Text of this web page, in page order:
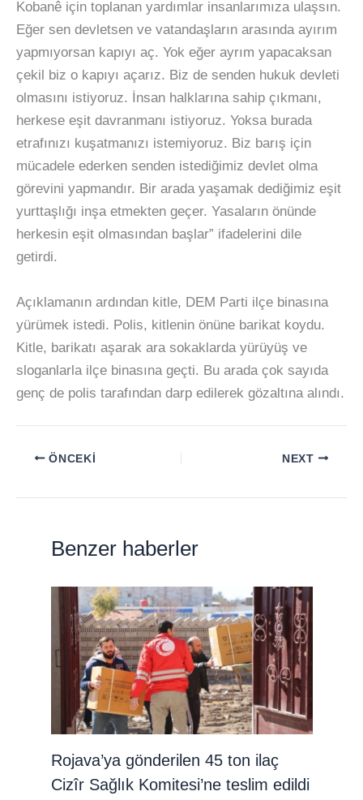
Kobanê için toplanan yardımlar insanlarımıza ulaşsın.
Eğer sen devletsen ve vatandaşların arasında ayırım
yapmıyorsan kapıyı aç. Yok eğer ayrım yapacaksan
çekil biz o kapıyı açarız. Biz de senden hukuk devleti
olmasını istiyoruz. İnsan halklarına sahip çıkmanı,
herkese eşit davranmanı istiyoruz. Yoksa burada
etrafınızı kuşatmanızı istemiyoruz. Biz barış için
mücadele ederken senden istediğimiz devlet olma
görevini yapmandır. Bir arada yaşamak dediğimiz eşit
yurttaşlığı inşa etmekten geçer. Yasaların önünde
herkesin eşit olmasından başlar” ifadelerini dile
getirdi.
Açıklamanın ardından kitle, DEM Parti ilçe binasına
yürümek istedi. Polis, kitlenin önüne barikat koydu.
Kitle, barikatı aşarak ara sokaklarda yürüyüş ve
sloganlarla ilçe binasına geçti. Bu arada çok sayıda
genç de polis tarafından darp edilerek gözaltına alındı.
ÖNCEKI NEXT
Benzer haberler
Rojava’ya gönderilen 45 ton ilaç
Cizîr Sağlık Komitesi’ne teslim edildi